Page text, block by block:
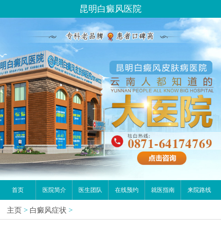
昆明白癜风医院
首页 医院简介 医生团队 在线预约 就医指南 来院路线
主页 > 白癜风症状 >